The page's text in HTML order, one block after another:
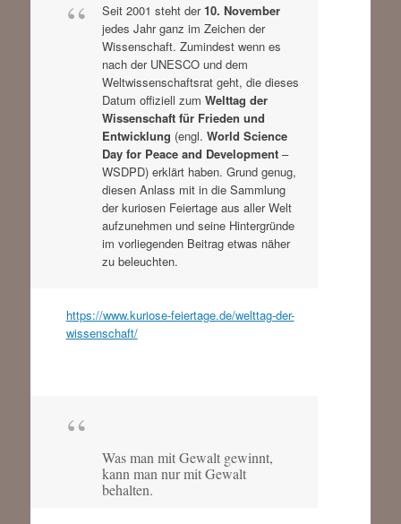
Seit 2001 steht der 10. November
jedes Jahr ganz im Zeichen der
Wissenschaft. Zumindest wenn es
nach der UNESCO und dem
Weltwissenschaftsrat geht, die dieses
Datum offiziell zum Welttag der
Wissenschaft für Frieden und
Entwicklung (engl. World Science
Day for Peace and Development–
WSDPD) erklärt haben. Grund genug,
diesen Anlass mit in die Sammlung
der kuriosen Feiertage aus aller Welt
aufzunehmen und seine Hintergründe
im vorliegenden Beitrag etwas näher
zu beleuchten.
https://www.kuriose-feiertage.de/welttag-der-
wissenschaft/
Was man mit Gewalt gewinnt,
kann man nur mit Gewalt
behalten.